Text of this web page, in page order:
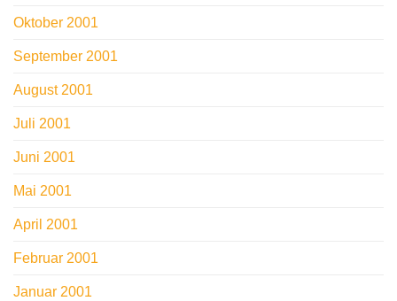
Oktober 2001
September 2001
August 2001
Juli 2001
Juni 2001
Mai 2001
April 2001
Februar 2001
Januar 2001